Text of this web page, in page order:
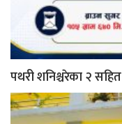
पथरी शनिश्चरेका २ सहित